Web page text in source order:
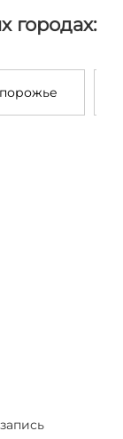
городах: